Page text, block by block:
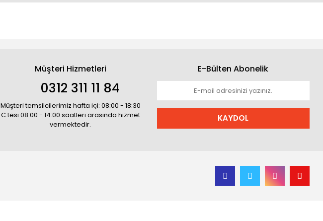
Müşteri Hizmetleri
0312 311 11 84
Müşteri temsilcilerimiz hafta içi: 08:00 - 18:30
C.tesi 08:00 - 14:00 saatleri arasında hizmet
vermektedir.
E-Bülten Abonelik
KAYDOL